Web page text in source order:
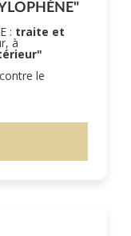
: traite et
à
contre le